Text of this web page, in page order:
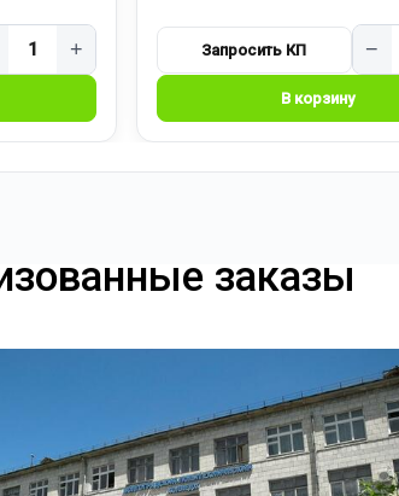
+ −
заказы